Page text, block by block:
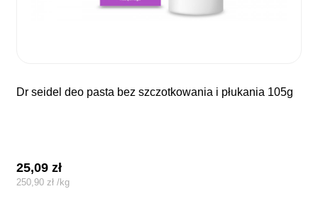
dr seidel deo pasta bez szczotkowania i płukania 105g
25,09zł
250,90zł /kg